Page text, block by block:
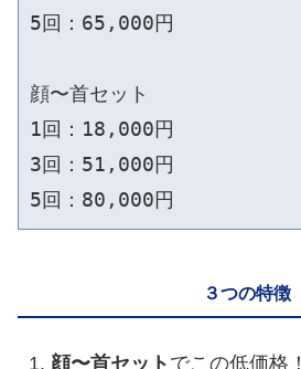
5回：65,000円
顔〜首セット
1回：18,000円
3回：51,000円
３つの特徴
顔〜首セット でこの低価格！